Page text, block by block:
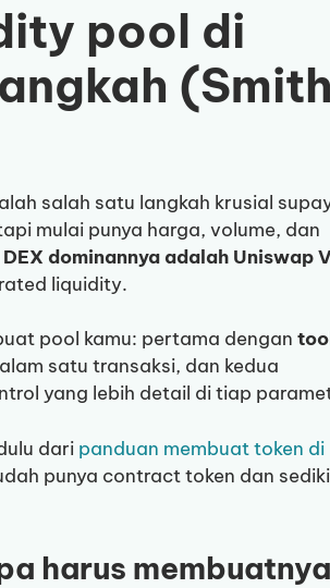
pool di
salah satu langkah krusial
mulai punya harga, volume, dan
DEX dominannya adalah Uniswap
liquidity.
pool kamu: pertama dengan
satu transaksi, dan kedua
yang lebih detail di tiap
dari panduan membuat token di
punya contract token dan
harus membuatnya